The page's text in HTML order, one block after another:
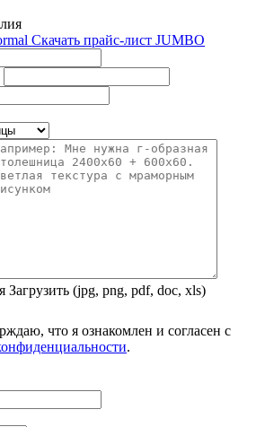
Скачать прайс-лист JUMBO
Загрузить (jpg, png, pdf, doc, xls)
что я ознакомлен и согласен с
.